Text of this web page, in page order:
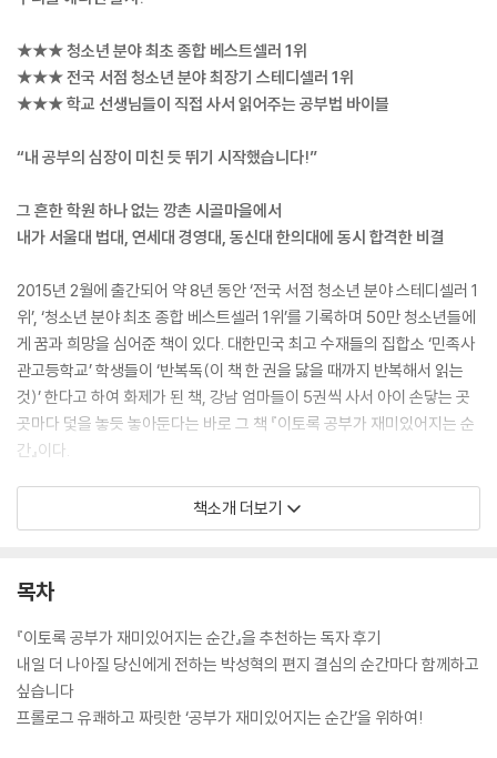
★★★ 청소년 분야 최초 종합 베스트셀러 1위
★★★ 전국 서점 청소년 분야 최장기 스테디셀러 1위
★★★ 학교 선생님들이 직접 사서 읽어주는 공부법 바이블
“내 공부의 심장이 미친 듯 뛰기 시작했습니다!”
그 흔한 학원 하나 없는 깡촌 시골마을에서
내가 서울대 법대, 연세대 경영대, 동신대 한의대에 동시 합격한 비결
2015년 2월에 출간되어 약 8년 동안 ‘전국 서점 청소년 분야 스테디셀러 1
위’, ‘청소년 분야 최초 종합 베스트셀러 1위’를 기록하며 50만 청소년들에
게 꿈과 희망을 심어준 책이 있다. 대한민국 최고 수재들의 집합소 ‘민족사
관고등학교’ 학생들이 ‘반복독(이 책 한 권을 닳을 때까지 반복해서 읽는
것)’ 한다고 하여 화제가 된 책, 강남 엄마들이 5권씩 사서 아이 손닿는 곳
곳마다 덫을 놓듯 놓아둔다는 바로 그 책 『이토록 공부가 재미있어지는 순
간』이다.
족집게 같은 공부법을 전하는 것도 아닌 이 책이 그토록 열광적인 인기를
누리며 50만 청소년들의 마음을 뒤흔들어놓은 비결은 무엇일까? 그 이유
좋은 공부법을 알아도, 국내에서 가장 유명한 강사의 수업을 들어도 ‘공부
올릴 수 없으리라 단언한다. 학원 하나 없는 전라남도 시골마을에서 자랐
지만, 열악한 환경을 극복하고 오로지 ‘마음가짐’ 하나로 원하는 대학 모두
에 합격한 자신의 이야기가 이를 뒷받침한다.
책소개 더보기
목차
『이토록 공부가 재미있어지는 순간』을 추천하는 독자 후기
내일 더 나아질 당신에게 전하는 박성혁의 편지 결심의 순간마다 함께하고
싶습니다
프롤로그 유쾌하고 짜릿한 ‘공부가 재미있어지는 순간’을 위하여!